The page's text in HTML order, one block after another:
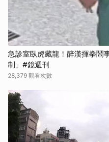
急診室臥虎藏龍！醉漢揮拳鬧
制」#鏡週刊
28,379 觀看次數